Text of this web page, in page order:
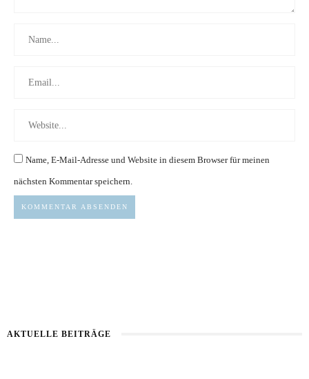
Name, E-Mail-Adresse und Website in diesem Browser für meinen
nächsten Kommentar speichern.
AKTUELLE BEITRÄGE